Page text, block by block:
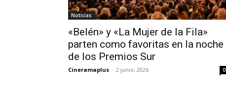
Noticias
«Belén» y «La Mujer de la Fila»
parten como favoritas en la noche
de los Premios Sur
Cineramaplus - 2 junio, 2026 0